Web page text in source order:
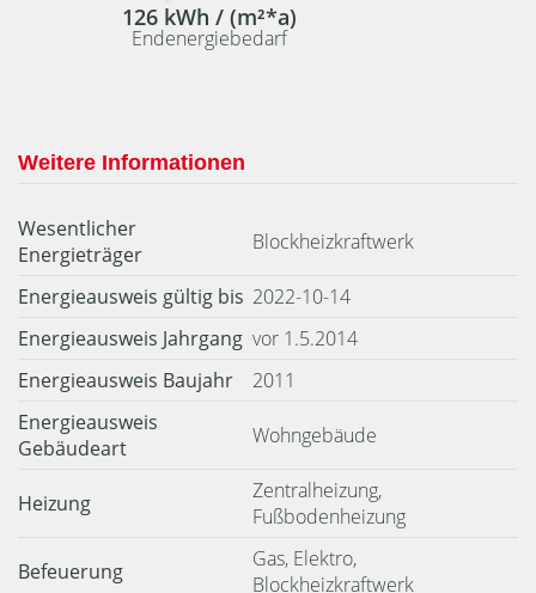
126 kWh / (m²*a)
Endenergiebedarf
Weitere Informationen
Wesentlicher
Energieträger
Blockheizkraftwerk
Energieausweis gültig bis 2022-10-14
Energieausweis Jahrgang vor 1.5.2014
Energieausweis Baujahr
2011
Energieausweis
Gebäudeart
Wohngebäude
Heizung
Zentralheizung,
Fußbodenheizung
Befeuerung
Gas, Elektro,
Blockheizkraftwerk